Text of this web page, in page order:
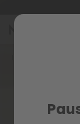
Ir